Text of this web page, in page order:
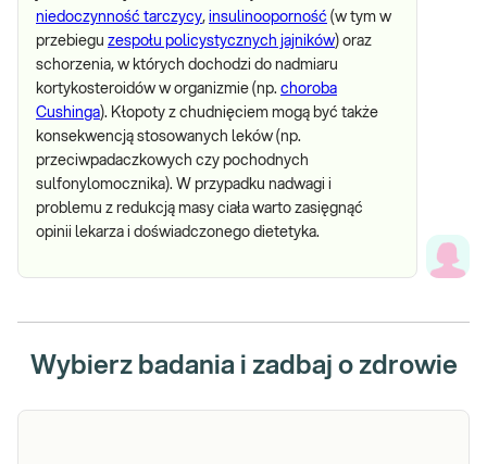
niedoczynność tarczycy, insulinooporność (w tym w
przebiegu zespołu policystycznych jajników) oraz
schorzenia, w których dochodzi do nadmiaru
kortykosteroidów w organizmie (np. choroba
Cushinga). Kłopoty z chudnięciem mogą być także
konsekwencją stosowanych leków (np.
przeciwpadaczkowych czy pochodnych
sulfonylomocznika). W przypadku nadwagi i
problemu z redukcją masy ciała warto zasięgnąć
opinii lekarza i doświadczonego dietetyka.
Wybierz badania i zadbaj o zdrowie